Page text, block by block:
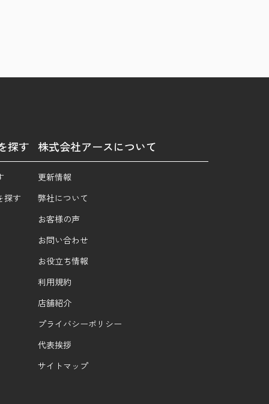
探す
探す
株式会社アースについて
更新情報
弊社について
お客様の声
お問い合わせ
お役立ち情報
利用規約
店舗紹介
プライバシーポリシー
代表挨拶
サイトマップ